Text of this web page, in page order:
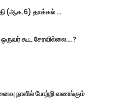
(ஆக.6) தாக்​கல் …
கூட சேரவில்லை….?
நாளில் போற்றி வணங்கும்